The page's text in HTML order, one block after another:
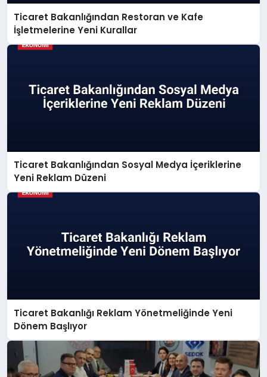
Ticaret Bakanlığından Restoran ve Kafe
İşletmelerine Yeni Kurallar
Ticaret Bakanlığından Sosyal Medya İçeriklerine
Yeni Reklam Düzeni
Ticaret Bakanlığı Reklam Yönetmeliğinde Yeni
Dönem Başlıyor